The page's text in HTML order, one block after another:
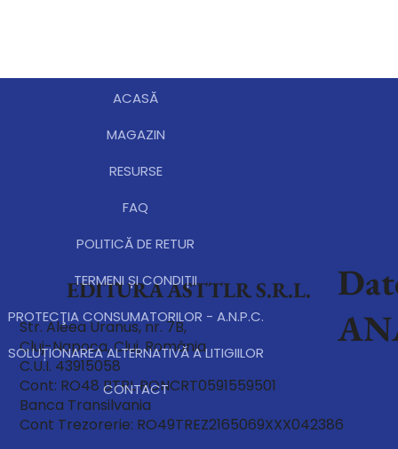
pentru zonele accesibile firmei de curierat. În situația
în care comanda este în afara zonei de acoperire,
veți fi contactați de editură pentru confirmarea
EDITURA ASTTLR S.R.L.
Str. Aleea Uranus, nr. 7B,
Cluj-Napoca, Cluj, România
C.U.I. 43915058
Cont: RO48 BTRL RONCRT0591559501
Banca Transilvania
Cont Trezorerie: RO49TREZ2165069XXX042386
ACASĂ
MAGAZIN
RESURSE
FAQ
POLITICĂ DE RETUR
TERMENI ȘI CONDIȚII
PROTECŢIA CONSUMATORILOR - A.N.P.C.
SOLUȚIONAREA ALTERNATIVĂ A LITIGIILOR
CONTACT